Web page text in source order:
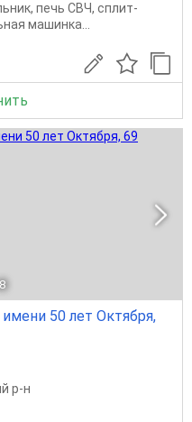
печь СВЧ, сплит-
машинка...
50 лет Октября,
р-н